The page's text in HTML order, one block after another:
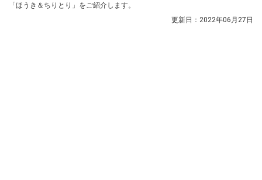
「ほうき＆ちりとり」をご紹介します。
更新日： 2022年06月27日